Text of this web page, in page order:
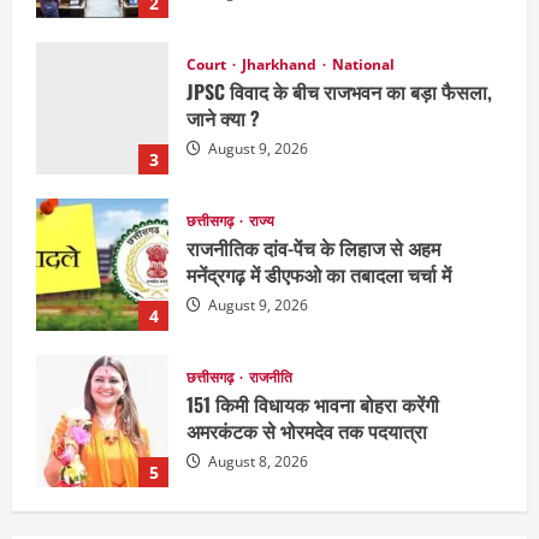
3
Court Jharkhand National
JPSC विवाद के बीच राजभवन का बड़ा फैसला,
जाने क्या ?
August 9, 2026
4
छत्तीसगढ़ राज्य
राजनीतिक दांव-पेंच के लिहाज से अहम
मनेंद्रगढ़ में डीएफओ का तबादला चर्चा में
August 9, 2026
5
छत्तीसगढ़ राजनीति
151 किमी विधायक भावना बोहरा करेंगी
अमरकंटक से भोरमदेव तक पदयात्रा
August 8, 2026